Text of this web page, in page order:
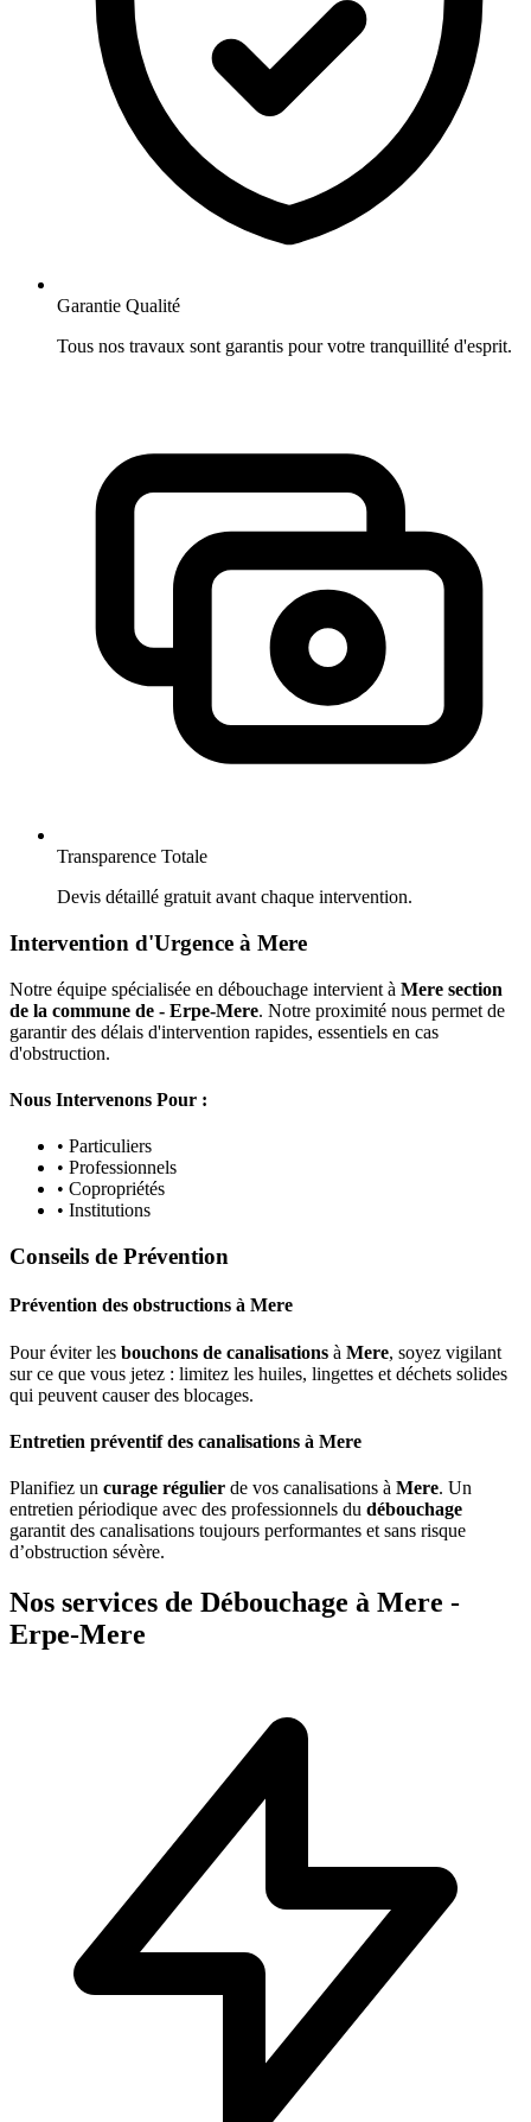
Garantie Qualité
Tous nos travaux sont garantis pour votre tranquillité d'esprit.
Transparence Totale
Devis détaillé gratuit avant chaque intervention.
Intervention d'Urgence à Mere
Notre équipe spécialisée en débouchage intervient à Mere section
de la commune de - Erpe-Mere. Notre proximité nous permet de
garantir des délais d'intervention rapides, essentiels en cas
d'obstruction.
Nous Intervenons Pour :
• Particuliers
• Professionnels
• Copropriétés
• Institutions
Conseils de Prévention
Prévention des obstructions à Mere
Pour éviter les bouchons de canalisations à Mere, soyez vigilant
sur ce que vous jetez : limitez les huiles, lingettes et déchets solides
qui peuvent causer des blocages.
Entretien préventif des canalisations à Mere
Planifiez un curage régulier de vos canalisations à Mere. Un
entretien périodique avec des professionnels du débouchage
garantit des canalisations toujours performantes et sans risque
d’obstruction sévère.
Nos services de Débouchage à Mere -
Erpe-Mere